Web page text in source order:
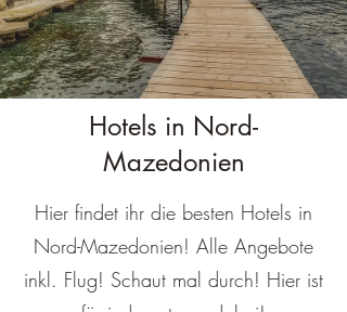
Hotels in Nord-
Mazedonien
Hier findet ihr die besten Hotels in
Nord-Mazedonien! Alle Angebote
inkl. Flug! Schaut mal durch! Hier ist